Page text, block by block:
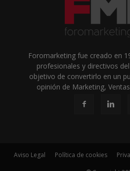
Foromarketing fue creado en
profesionales y directivos
objetivo de convertirlo en un
opinión de Marketing,
Aviso Legal Política de cookies